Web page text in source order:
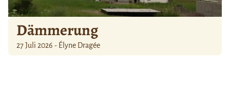
Dämmerung
27 Juli 2026 - Élyne Dragée